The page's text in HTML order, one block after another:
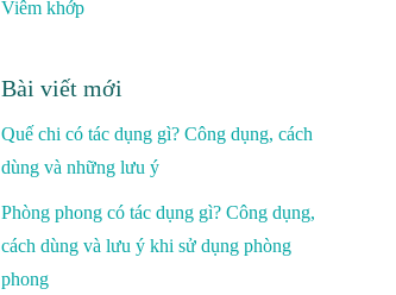
Viêm khớp
Bài viết mới
Quế chi có tác dụng gì? Công dụng, cách
dùng và những lưu ý
Phòng phong có tác dụng gì? Công dụng,
cách dùng và lưu ý khi sử dụng phòng
phong